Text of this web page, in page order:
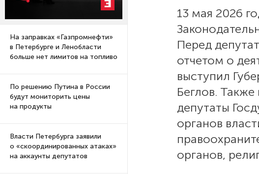
На заправках «Газпромнефти»
в Петербурге и Ленобласти
больше нет лимитов на топливо
По решению Путина в России
будут мониторить цены
на продукты
Власти Петербурга заявили
о «скоординированных атаках»
на аккаунты депутатов
13 мая 2026
Перед
отчетом о
выступил
Беглов.
депутаты
органов
органов,